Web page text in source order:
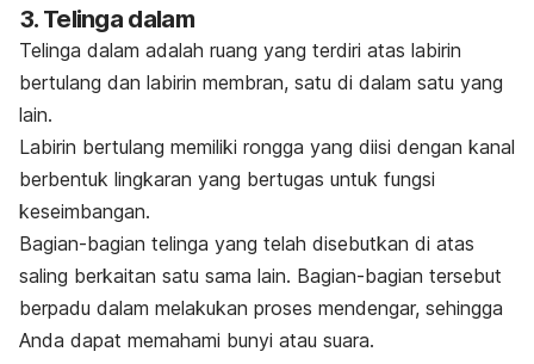
3. Telinga dalam
Telinga dalam adalah ruang yang terdiri atas labirin
bertulang dan labirin membran, satu di dalam satu yang
lain.
Labirin bertulang memiliki rongga yang diisi dengan kanal
berbentuk lingkaran yang bertugas untuk fungsi
keseimbangan.
Bagian-bagian telinga yang telah disebutkan di atas
saling berkaitan satu sama lain. Bagian-bagian tersebut
berpadu dalam melakukan proses mendengar, sehingga
Anda dapat memahami bunyi atau suara.